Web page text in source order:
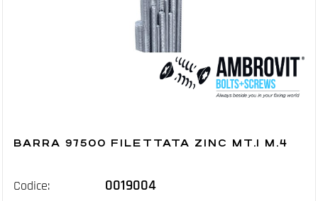
BARRA 97500 FILETTATA ZINC MT.1 M.4
Codice: 0019004